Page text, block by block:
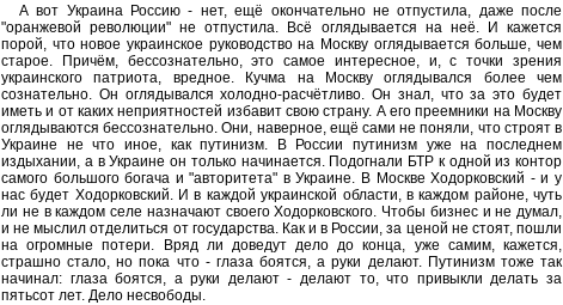
А вот Украина Россию - нет, ещё окончательно не отпустила, даже после
"оранжевой революции" не отпустила. Всё оглядывается на неё. И кажется
порой, что новое украинское руководство на Москву оглядывается больше, чем
старое. Причём, бессознательно, это самое интересное, и, с точки зрения
украинского патриота, вредное. Кучма на Москву оглядывался более чем
сознательно. Он оглядывался холодно-расчётливо. Он знал, что за это будет
иметь и от каких неприятностей избавит свою страну. А его преемники на Москву
оглядываются бессознательно. Они, наверное, ещё сами не поняли, что строят в
Украине не что иное, как путинизм. В России путинизм уже на последнем
издыхании, а в Украине он только начинается. Подогнали БТР к одной из контор
самого большого богача и "авторитета" в Украине. В Москве Ходорковский - и у
нас будет Ходорковский. И в каждой украинской области, в каждом районе, чуть
ли не в каждом селе назначают своего Ходорковского. Чтобы бизнес и не думал,
и не мыслил отделиться от государства. Как и в России, за ценой не стоят, пошли
на огромные потери. Вряд ли доведут дело до конца, уже самим, кажется,
страшно стало, но пока что - глаза боятся, а руки делают. Путинизм тоже так
начинал: глаза боятся, а руки делают - делают то, что привыкли делать за
пятьсот лет. Дело несвободы.